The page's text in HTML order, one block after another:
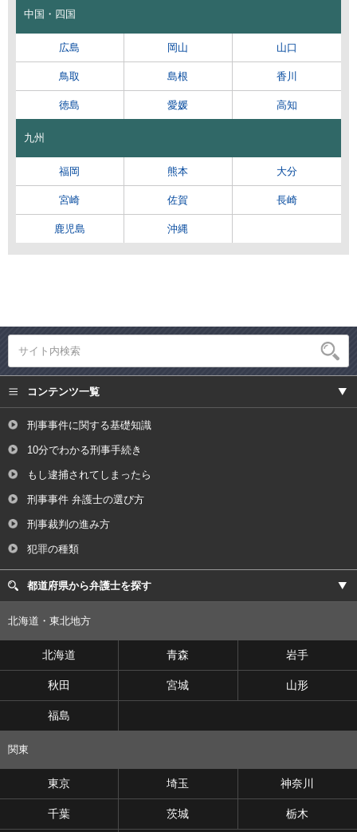
中国・四国
広島 岡山 山口
鳥取 島根 香川
徳島 愛媛 高知
九州
福岡 熊本 大分
宮崎 佐賀 長崎
鹿児島 沖縄
コンテンツ一覧
刑事事件に関する基礎知識
10分でわかる刑事手続き
もし逮捕されてしまったら
刑事事件 弁護士の選び方
刑事裁判の進み方
犯罪の種類
都道府県から弁護士を探す
北海道・東北地方
北海道 青森 岩手
秋田 宮城 山形
福島
関東
東京 埼玉 神奈川
千葉 茨城 栃木